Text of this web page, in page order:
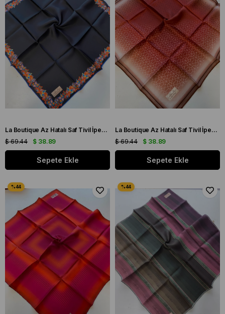
La Boutique Az Hatalı Saf Tivil İpek Eşarp Siyah - Saks Mavisi Düz Renk
$ 38.89
$ 69.44
Sepete Ekle
La Boutique Az Hatalı Saf Tivil İpek Eşarp Vizon - Gül Kurusu Geometrik Desen
$ 38.89
$ 69.44
Sepete Ekle